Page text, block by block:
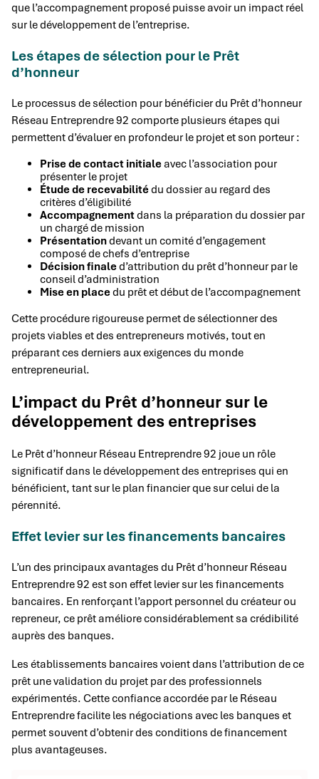
que l’accompagnement proposé puisse avoir un impact réel
sur le développement de l’entreprise.
Les étapes de sélection pour le Prêt
d’honneur
Le processus de sélection pour bénéficier du Prêt d’honneur
Réseau Entreprendre 92 comporte plusieurs étapes qui
permettent d’évaluer en profondeur le projet et son porteur :
Prise de contact initialeavec l’association pour
présenter le projet
Étude de recevabilitédu dossier au regard des
critères d’éligibilité
Accompagnementdans la préparation du dossier par
un chargé de mission
Présentationdevant un comité d’engagement
composé de chefs d’entreprise
Décision finaled’attribution du prêt d’honneur par le
conseil d’administration
Mise en placedu prêt et début de l’accompagnement
Cette procédure rigoureuse permet de sélectionner des
projets viables et des entrepreneurs motivés, tout en
préparant ces derniers aux exigences du monde
entrepreneurial.
L’impact du Prêt d’honneur sur le
développement des entreprises
Le Prêt d’honneur Réseau Entreprendre 92 joue un rôle
significatif dans le développement des entreprises qui en
bénéficient, tant sur le plan financier que sur celui de la
pérennité.
Effet levier sur les financements bancaires
L’un des principaux avantages du Prêt d’honneur Réseau
Entreprendre 92 est son effet levier sur les financements
bancaires. En renforçant l’apport personnel du créateur ou
repreneur, ce prêt améliore considérablement sa crédibilité
auprès des banques.
Les établissements bancaires voient dans l’attribution de ce
prêt une validation du projet par des professionnels
expérimentés. Cette confiance accordée par le Réseau
Entreprendre facilite les négociations avec les banques et
permet souvent d’obtenir des conditions de financement
plus avantageuses.